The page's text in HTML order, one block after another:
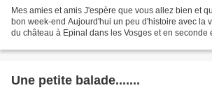
Mes amies et amis J'espère que vous allez bien et
bon week-end Aujourd'hui un peu d'histoire avec la
du château à Epinal dans les Vosges et en seconde
Une petite balade.......